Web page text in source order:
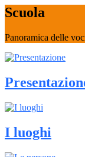
Scuola
Panoramica delle
I luoghi